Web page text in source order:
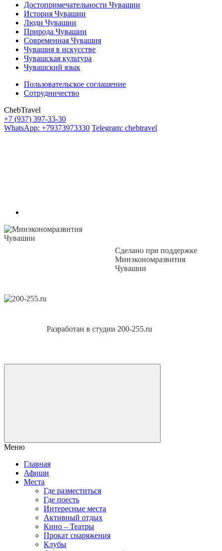
Достопримечательности Чувашии
История Чувашии
Люди Чувашии
Природа Чувашии
Современная Чувашия
Чувашия в искусстве
Чувашская культура
Чувашский язык
Пользовательское соглашение
Сотрудничество
ChebTravel
+7 (937) 397-33-30
WhatsApp: +79373973330 Telegram: chebtravel
Сделано при поддержке
Минэкономразвития
Чувашии
Разработан в студии 200-255.ru
Меню
Главная
Афиши
Места
Где разместиться
Где поесть
Интересные места
Активный отдых
Кино – Театры
Прокат снаряжения
Клубы